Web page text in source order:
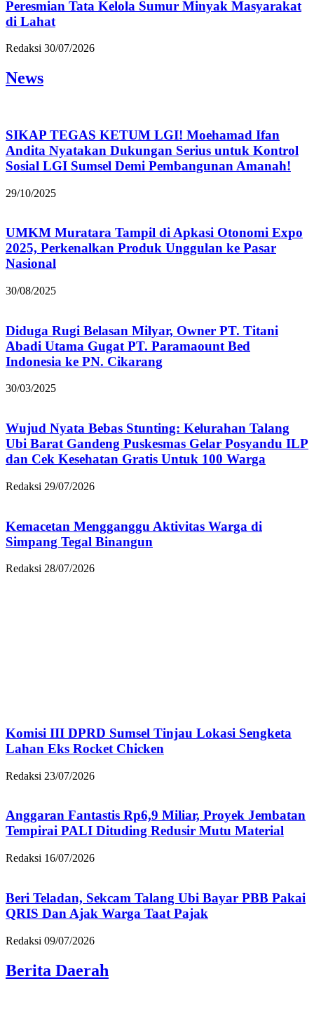
Peresmian Tata Kelola Sumur Minyak Masyarakat
di Lahat
Redaksi 30/07/2026
News
SIKAP TEGAS KETUM LGI! Moehamad Ifan
Andita Nyatakan Dukungan Serius untuk Kontrol
Sosial LGI Sumsel Demi Pembangunan Amanah!
29/10/2025
UMKM Muratara Tampil di Apkasi Otonomi Expo
2025, Perkenalkan Produk Unggulan ke Pasar
Nasional
30/08/2025
Diduga Rugi Belasan Milyar, Owner PT. Titani
Abadi Utama Gugat PT. Paramaount Bed
Indonesia ke PN. Cikarang
30/03/2025
Wujud Nyata Bebas Stunting: Kelurahan Talang
Ubi Barat Gandeng Puskesmas Gelar Posyandu ILP
dan Cek Kesehatan Gratis Untuk 100 Warga
Redaksi 29/07/2026
Kemacetan Mengganggu Aktivitas Warga di
Simpang Tegal Binangun
Redaksi 28/07/2026
Komisi III DPRD Sumsel Tinjau Lokasi Sengketa
Lahan Eks Rocket Chicken
Redaksi 23/07/2026
Anggaran Fantastis Rp6,9 Miliar, Proyek Jembatan
Tempirai PALI Dituding Redusir Mutu Material
Redaksi 16/07/2026
Beri Teladan, Sekcam Talang Ubi Bayar PBB Pakai
QRIS Dan Ajak Warga Taat Pajak
Redaksi 09/07/2026
Berita Daerah